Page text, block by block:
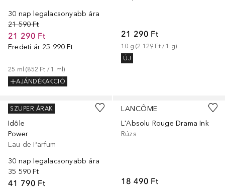
30 nap legalacsonyabb ára
21 590 Ft
21 290 Ft
Eredeti ár 25 990 Ft
25 ml (852 Ft / 1 ml)
AJÁNDÉKAKCIÓ
21 290 Ft
10 g (2 129 Ft / 1 g)
ÚJ
LANCÔME
Idôle
Power
Eau de Parfum
30 nap legalacsonyabb ára
35 590 Ft
41 790 Ft
SZUPER ÁRAK
LANCÔME
L'Absolu Rouge Drama Ink
Rúzs
18 490 Ft